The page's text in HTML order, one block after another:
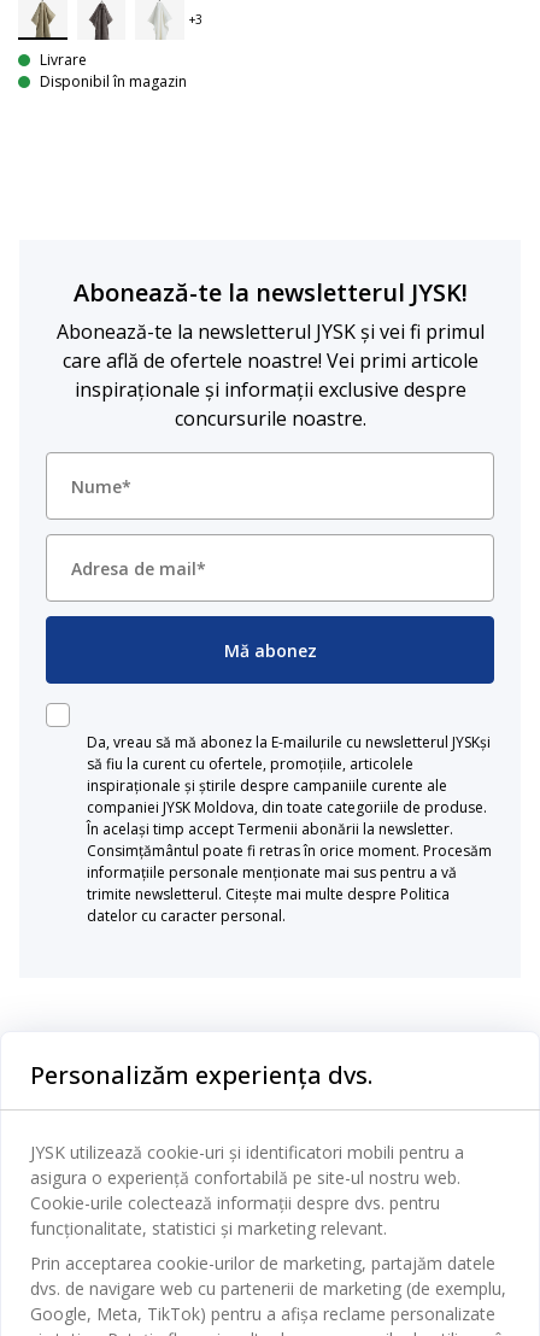
Livrare
Disponibil în magazin
Abonează-te la newsletterul JYSK!
Abonează-te la newsletterul JYSK și vei fi primul
care află de ofertele noastre! Vei primi articole
inspiraționale și informații exclusive despre
concursurile noastre.
Mă abonez
Da, vreau să mă abonez la E-mailurile cu newsletterul JYSKși
să fiu la curent cu ofertele, promoțiile, articolele
inspiraționale și știrile despre campaniile curente ale
companiei JYSK Moldova, din toate categoriile de produse.
În același timp accept Termenii abonării la newsletter.
Consimțământul poate fi retras în orice moment. Procesăm
informațiile personale menționate mai sus pentru a vă
trimite newsletterul. Citește mai multe despre Politica
datelor cu caracter personal.
Baie
Birou
Sufragerie
Bucătărie
Depozitare
Contact Relații Clienți
Magazine și program
Broșură
Termeni si conditii vânzări online
JYSK
Despre JYSK
JYSK.com
SEDIU CENTRAL
Personalizăm experiența dvs.
JYSK utilizează cookie-uri și identificatori mobili pentru a
asigura o experiență confortabilă pe site-ul nostru web.
Cookie-urile colectează informații despre dvs. pentru
funcționalitate, statistici și marketing relevant.
Prin acceptarea cookie-urilor de marketing, partajăm datele
dvs. de navigare web cu partenerii de marketing (de exemplu,
Google, Meta, TikTok) pentru a afișa reclame personalizate